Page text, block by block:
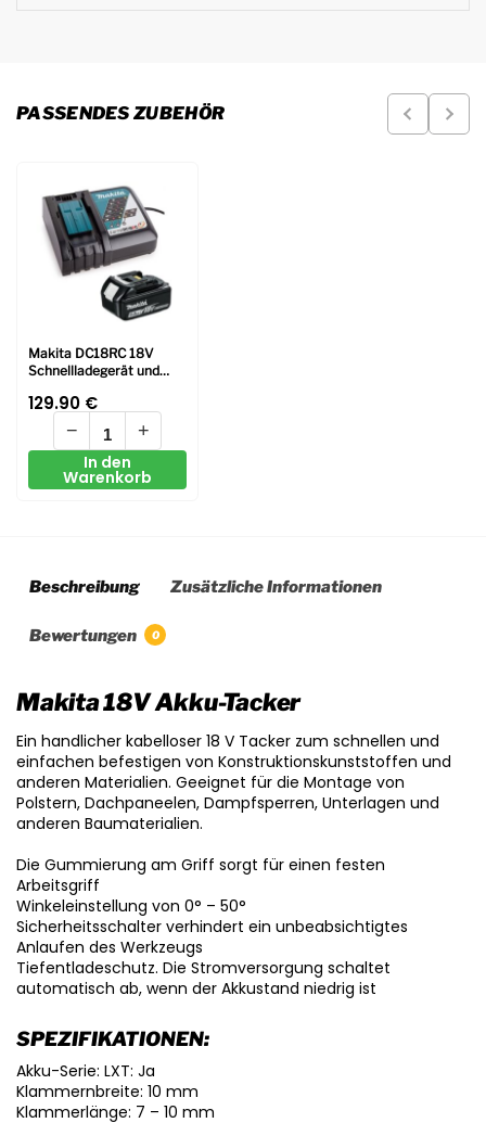
PASSENDES ZUBEHÖR
Makita DC18RC 18V
Schnellladegerät und
Batterie
129.90 €
−
+
In den
Warenkorb
Beschreibung Zusätzliche Informationen
Bewertungen 0
Makita 18V Akku-Tacker
Ein handlicher kabelloser 18 V Tacker zum schnellen und
einfachen befestigen von Konstruktionskunststoffen und
anderen Materialien. Geeignet für die Montage von
Polstern, Dachpaneelen, Dampfsperren, Unterlagen und
anderen Baumaterialien.
Die Gummierung am Griff sorgt für einen festen
Arbeitsgriff
Winkeleinstellung von 0° – 50°
Sicherheitsschalter verhindert ein unbeabsichtigtes
Anlaufen des Werkzeugs
Tiefentladeschutz. Die Stromversorgung schaltet
automatisch ab, wenn der Akkustand niedrig ist
SPEZIFIKATIONEN:
Akku-Serie: LXT: Ja
Klammernbreite: 10 mm
Klammerlänge: 7 – 10 mm